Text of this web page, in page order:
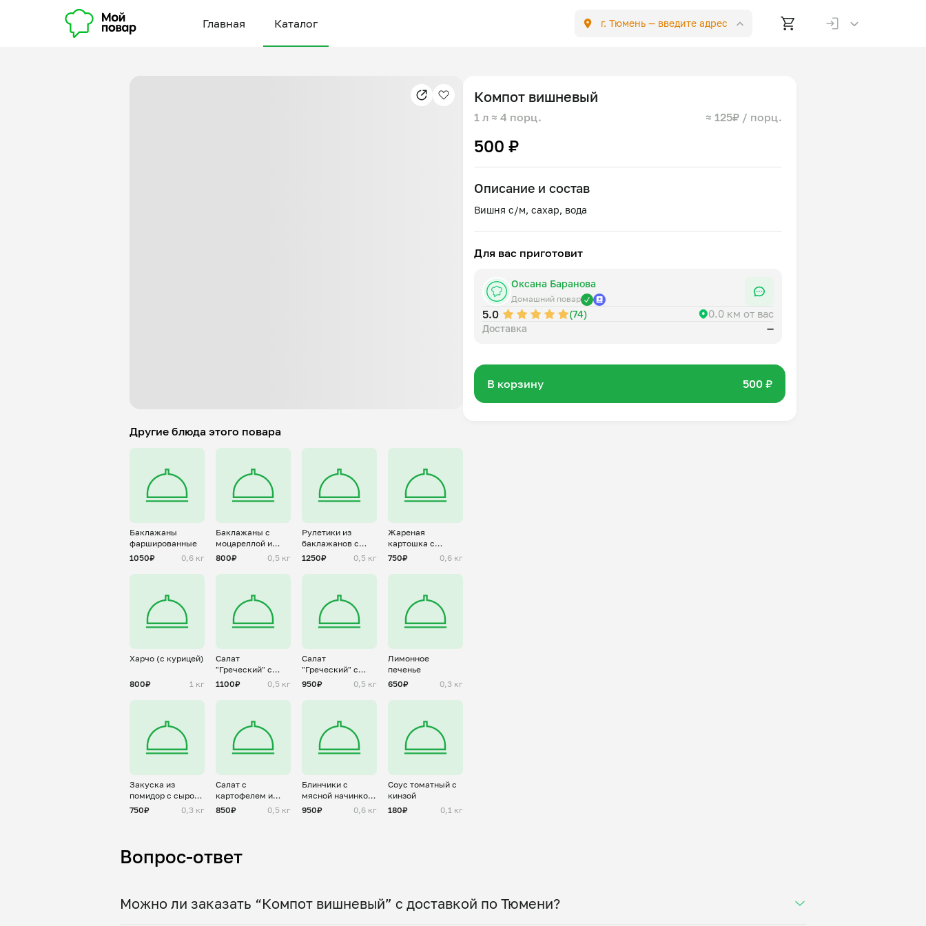
Главная Каталог г. Тюмень — введите адрес
Другие блюда этого повара
Баклажаны
фаршированные
1050₽
0,6 кг
Баклажаны с
моцареллой и
помидорами
800₽ 0,5 кг
Рулетики из
баклажанов с
разнывми
1250₽ 0,5 кг
Жареная
картошка с
солеными
750₽ 0,6 кг
Харчо (с курицей)
800₽ 1 кг
Салат
"Греческий" с
тунцом
1100₽ 0,5 кг
Салат
"Греческий" с
сухариками и
950₽ 0,5 кг
Лимонное
печенье
650₽
0,3 кг
Закуска из
помидор с сыром
и чесноком
750₽ 0,3 кг
Салат с
картофелем и
грибами
850₽ 0,5 кг
Блинчики с
мясной начинкой
"А-ля болоньезе"
950₽ 0,6 кг
Соус томатный с
кинзой
180₽
0,1 кг
Компот вишневый
1 л ≈ 4 порц. ≈ 125₽ / порц.
500 ₽
Описание и состав
Для вас приготовит
Оксана Баранова
Домашний повар
5.0 (74) 0.0 км от вас
Доставка —
В корзину 500 ₽
Вопрос-ответ
Можно ли заказать “Компот вишневый” с доставкой по Тюмени?